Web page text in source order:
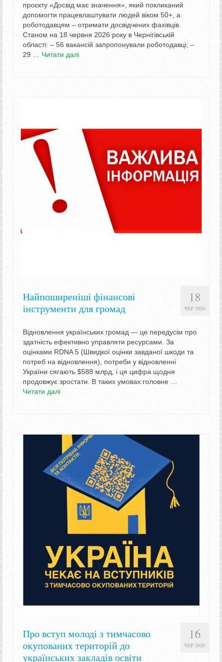
проєкту «Досвід має значення», який покликаний
допомогти працевлаштувати людей віком 50+, а
роботодавцям – отримати досвідчених фахівців.
Станом на 18 червня 2026 року в Чернігівській
області: – 56 вакансій запропонували роботодавці; –
29 … Читати далі
18
ЧЕР 2026
Найпоширеніші фінансові
інструменти для громад
Відновлення українських громад — це передусім про
здатність ефективно управляти ресурсами. За
оцінками RDNA 5 (Швидкої оцінки завданої шкоди та
потреб на відновлення), потреби у відновленні
України сягають $588 млрд, і ця цифра щодня
продовжує зростати. В таких умовах головне …
Читати далі
16
ЧЕР 2026
Про вступ молоді з тимчасово
окупованих територій до
українських закладів освіти